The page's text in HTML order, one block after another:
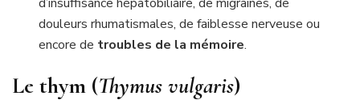
douleurs rhumatismales, de faiblesse nerveuse ou
encore de troubles de la mémoire.
Le thym (Thymus vulgaris)